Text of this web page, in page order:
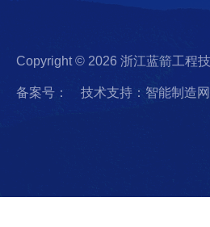
Copyright © 2026 浙江蓝箭工程
备案号： 技术支持：智能制造网